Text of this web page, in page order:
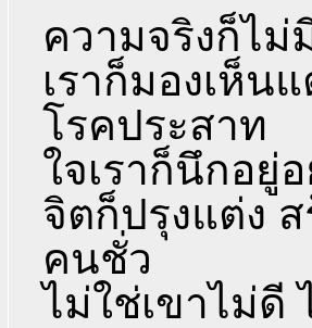
ความจริงก็ไม่
เราก็มองเห็น
โรคประสาท
ใจเราก็นึกอยู่
จิตก็ปรุงแต่ง
คนชั่ว
ไม่ใช่เขาไม่ดี